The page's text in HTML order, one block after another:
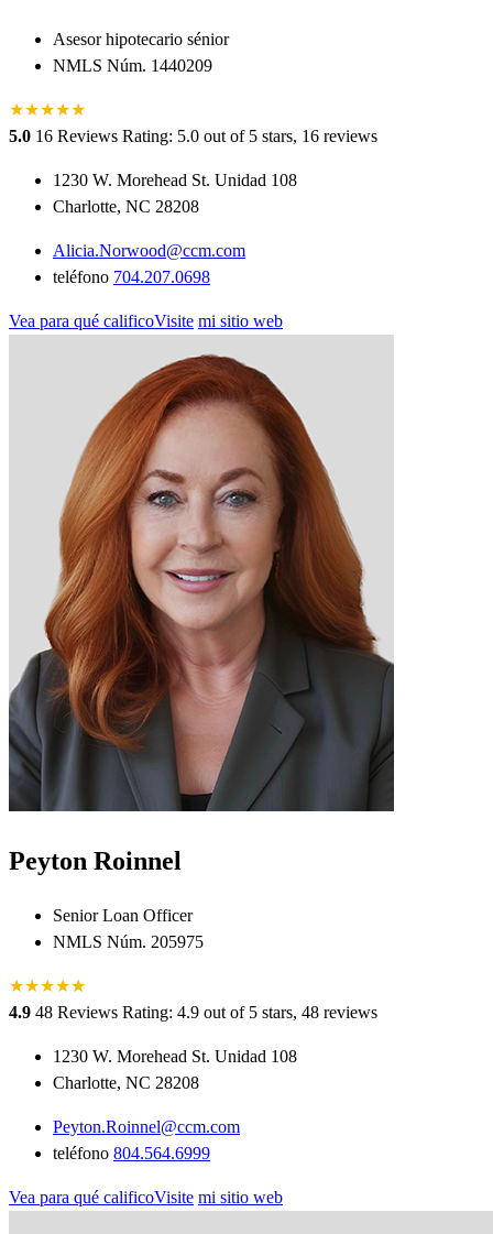
Asesor hipotecario sénior
NMLS Núm. 1440209
★★★★★
5.0 16 Reviews Rating: 5.0 out of 5 stars, 16 reviews
1230 W. Morehead St. Unidad 108
Charlotte, NC 28208
Alicia.Norwood@ccm.com
teléfono 704.207.0698
Vea para qué calificoVisite mi sitio web
Peyton Roinnel
Senior Loan Officer
NMLS Núm. 205975
★★★★★
★
4.9 48 Reviews Rating: 4.9 out of 5 stars, 48 reviews
1230 W. Morehead St. Unidad 108
Charlotte, NC 28208
Peyton.Roinnel@ccm.com
teléfono 804.564.6999
Vea para qué calificoVisite mi sitio web